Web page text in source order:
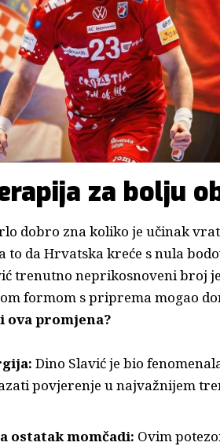
za bolju
dobro zna koliko je učinak
to da Hrvatska kreće s nula
trenutno neprikosnoveni broj
formom s priprema mogao
ova promjena?
Dino Slavić je bio
povjerenje u najvažnijem
ostatak momčadi: Ovim